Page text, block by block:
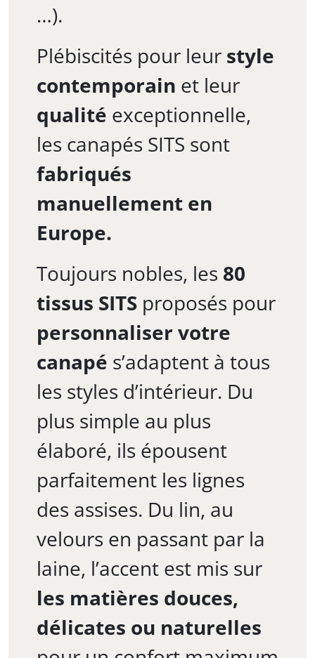
…).
Plébiscités pour leur style
contemporain et leur
qualité exceptionnelle,
les canapés SITS sont
fabriqués
manuellement en
Europe.
Toujours nobles, les 80
tissus SITS proposés pour
personnaliser votre
canapé s’adaptent à tous
les styles d’intérieur. Du
plus simple au plus
élaboré, ils épousent
parfaitement les lignes
des assises. Du lin, au
velours en passant par la
laine, l’accent est mis sur
les matières douces,
délicates ou naturelles